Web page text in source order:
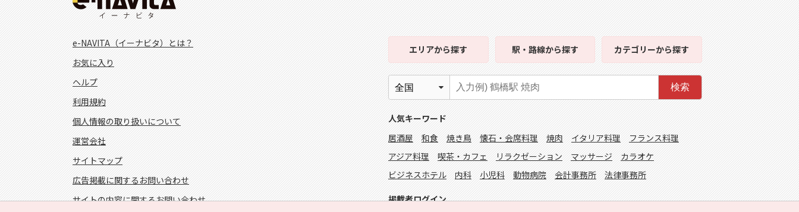
e-NAVITA（イーナビタ）とは？
お気に入り
ヘルプ
利用規約
個人情報の取り扱いについて
運営会社
サイトマップ
広告掲載に関するお問い合わせ
サイトの内容に関するお問い合わせ
エリアから探す 駅・路線から探す カテゴリーから探す
検索
人気キーワード
居酒屋
和食 焼き鳥 懐石・会席料理 焼肉 イタリア料理
フランス料理
アジア料理
喫茶・カフェ リラクゼーション マッサージ
カラオケ
ビジネスホテル
内科 小児科 動物病院 会計事務所 法律事務所
掲載者ログイン